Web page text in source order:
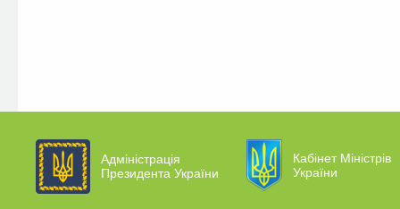
Адміністрація
Президента України
Кабінет Міністрів
України